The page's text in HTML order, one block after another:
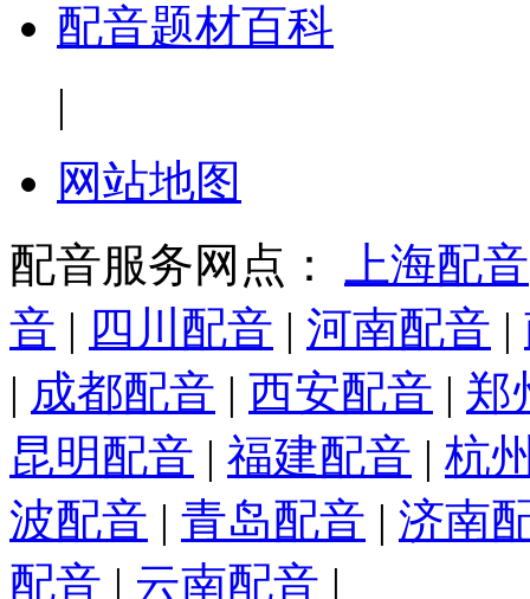
配音题材百科
|
网站地图
配音服务网点：
上海配音
音 | 四川配音 | 河南配音 |
| 成都配音 | 西安配音 | 郑
昆明配音 | 福建配音 | 杭
波配音 | 青岛配音 | 济南
配音 | 云南配音 |